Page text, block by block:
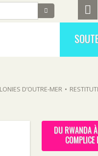
D’OUTRE-MER •
DU RWANDA
COMPLICE